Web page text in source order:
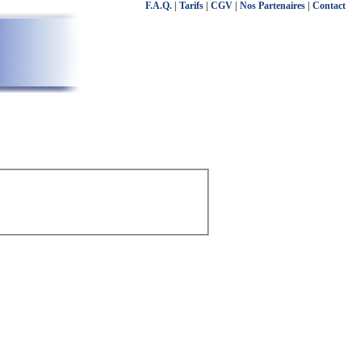
F.A.Q. Tarifs CGV Nos Partenaires Contact